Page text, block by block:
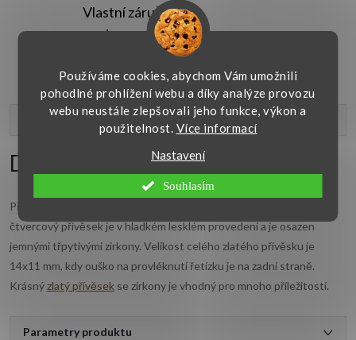
Používáme cookies, abychom Vám umožnili
pohodlné prohlížení webu a díky analýze provozu
webu neustále zlepšovali jeho funkce, výkon a
použitelnost. Více informací
Nastavení
Souhlasím
Vlastní záruční
servis
Detailní popis produktu
Přívěsek je vyroben ze žlutého zlata ryzosti 14-kt. 585/1000. Zlatý
čtvercový přívěsek je v hladkém lesklém provedení a je osazen
jemnými třpytivými zirkony. Velikost celého zlatého přívěsku je
14x11 mm, kdy ouško na provléknutí řetízku je na zadní straně.
Krásnýzlatý přívěsek se zirkony je vhodný pro mnoho příležitostí.
Parametry produktu